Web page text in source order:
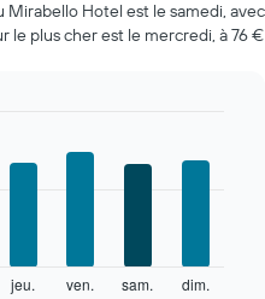
Mirabello Hotel est le samedi, avec
le plus cher est le mercredi, à 76 €
jeu. ven. sam. dim.